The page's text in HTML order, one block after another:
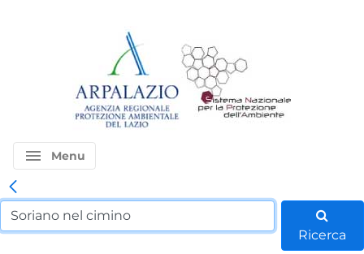
menu Menu
Ricerca